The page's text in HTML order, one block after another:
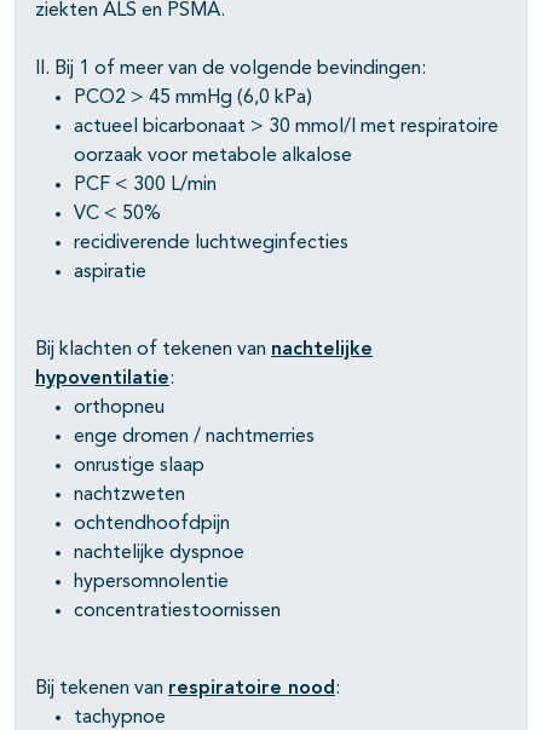
open- en dichtklappen
ziekten ALS en PSMA.
II. Bij 1 of meer van de volgende bevindingen:
PCO2 > 45 mmHg (6,0 kPa)
actueel bicarbonaat > 30 mmol/l met respiratoire
oorzaak voor metabole alkalose
PCF < 300 L/min
VC < 50%
recidiverende luchtweginfecties
aspiratie
Bij klachten of tekenen van nachtelijke
hypoventilatie:
orthopneu
enge dromen / nachtmerries
onrustige slaap
nachtzweten
ochtendhoofdpijn
nachtelijke dyspnoe
hypersomnolentie
concentratiestoornissen
Bij tekenen van respiratoire nood:
tachypnoe